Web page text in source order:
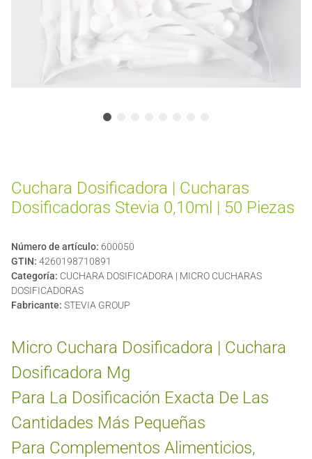
Cuchara Dosificadora | Cucharas
Dosificadoras Stevia 0,10ml | 50 Piezas
Número de artículo: 600050
GTIN: 4260198710891
Categoría: CUCHARA DOSIFICADORA | MICRO CUCHARAS
DOSIFICADORAS
Fabricante: STEVIA GROUP
Micro Cuchara Dosificadora | Cuchara
Dosificadora Mg
Para La Dosificación Exacta De Las
Cantidades Más Pequeñas
Para Complementos Alimenticios,